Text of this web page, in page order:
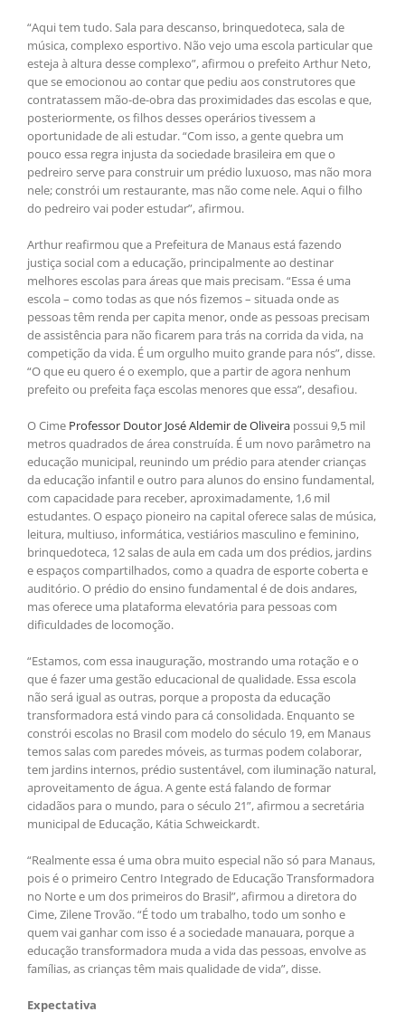
“Aqui tem tudo. Sala para descanso, brinquedoteca, sala de
música, complexo esportivo. Não vejo uma escola particular que
esteja à altura desse complexo”, afirmou o prefeito Arthur Neto,
que se emocionou ao contar que pediu aos construtores que
contratassem mão-de-obra das proximidades das escolas e que,
posteriormente, os filhos desses operários tivessem a
oportunidade de ali estudar. “Com isso, a gente quebra um
pouco essa regra injusta da sociedade brasileira em que o
pedreiro serve para construir um prédio luxuoso, mas não mora
nele; constrói um restaurante, mas não come nele. Aqui o filho
do pedreiro vai poder estudar”, afirmou.
Arthur reafirmou que a Prefeitura de Manaus está fazendo
justiça social com a educação, principalmente ao destinar
melhores escolas para áreas que mais precisam. “Essa é uma
escola – como todas as que nós fizemos – situada onde as
pessoas têm renda per capita menor, onde as pessoas precisam
de assistência para não ficarem para trás na corrida da vida, na
competição da vida. É um orgulho muito grande para nós”, disse.
“O que eu quero é o exemplo, que a partir de agora nenhum
prefeito ou prefeita faça escolas menores que essa”, desafiou.
O Cime Professor Doutor José Aldemir de Oliveira possui 9,5 mil
metros quadrados de área construída. É um novo parâmetro na
educação municipal, reunindo um prédio para atender crianças
da educação infantil e outro para alunos do ensino fundamental,
com capacidade para receber, aproximadamente, 1,6 mil
estudantes. O espaço pioneiro na capital oferece salas de música,
leitura, multiuso, informática, vestiários masculino e feminino,
brinquedoteca, 12 salas de aula em cada um dos prédios, jardins
e espaços compartilhados, como a quadra de esporte coberta e
auditório. O prédio do ensino fundamental é de dois andares,
mas oferece uma plataforma elevatória para pessoas com
dificuldades de locomoção.
“Estamos, com essa inauguração, mostrando uma rotação e o
que é fazer uma gestão educacional de qualidade. Essa escola
não será igual as outras, porque a proposta da educação
transformadora está vindo para cá consolidada. Enquanto se
constrói escolas no Brasil com modelo do século 19, em Manaus
temos salas com paredes móveis, as turmas podem colaborar,
tem jardins internos, prédio sustentável, com iluminação natural,
aproveitamento de água. A gente está falando de formar
cidadãos para o mundo, para o século 21”, afirmou a secretária
municipal de Educação, Kátia Schweickardt.
“Realmente essa é uma obra muito especial não só para Manaus,
pois é o primeiro Centro Integrado de Educação Transformadora
no Norte e um dos primeiros do Brasil”, afirmou a diretora do
Cime, Zilene Trovão. “É todo um trabalho, todo um sonho e
quem vai ganhar com isso é a sociedade manauara, porque a
educação transformadora muda a vida das pessoas, envolve as
famílias, as crianças têm mais qualidade de vida”, disse.
Expectativa